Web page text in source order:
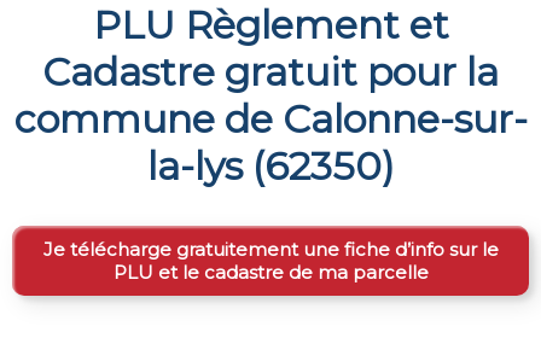
PLU Règlement et
Cadastre gratuit pour la
commune de Calonne-sur-
la-lys(62350)
Je télécharge gratuitement une fiche d’info sur le
PLU et le cadastre de ma parcelle